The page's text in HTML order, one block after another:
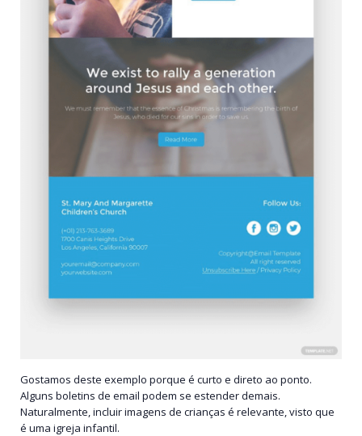
Gostamos deste exemplo porque é curto e direto ao ponto.
Alguns boletins de email podem se estender demais.
Naturalmente, incluir imagens de crianças é relevante, visto que
é uma igreja infantil.